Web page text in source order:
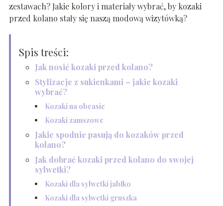
zestawach? Jakie kolory i materiały wybrać, by kozaki
przed kolano stały się naszą modową wizytówką?
Spis treści:
Jak nosić kozaki przed kolano?
Stylizacje z sukienkami – jakie kozaki
wybrać?
Kozaki na obcasie
Kozaki zamszowe
Jakie spodnie pasują do kozaków przed
kolano?
Jak dobrać kozaki przed kolano do swojej
sylwetki?
Kozaki dla sylwetki jabłko
Kozaki dla sylwetki gruszka